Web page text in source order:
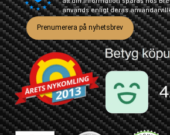
används enligt deras
Prenumerera på nyhetsbrev